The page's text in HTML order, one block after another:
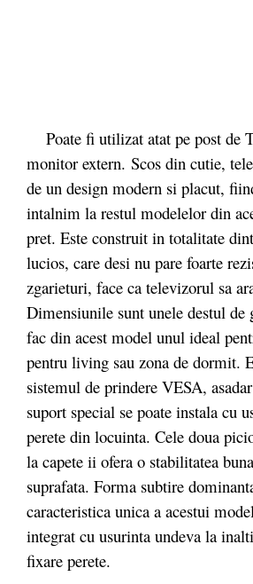
Poate fi utilizat atat pe post de
monitor extern. Scos din cutie,
de un design modern si placut,
intalnim la restul modelelor din
pret. Este construit in totalitate
lucios, care desi nu pare foarte
zgarieturi, face ca televizorul sa
Dimensiunile sunt unele destul de
fac din acest model unul ideal
pentru living sau zona de dormit.
sistemul de prindere VESA,
suport special se poate instala cu
perete din locuinta. Cele doua
la capete ii ofera o stabilitatea
suprafata. Forma subtire
caracteristica unica a acestui
integrat cu usurinta undeva la
fixare perete.